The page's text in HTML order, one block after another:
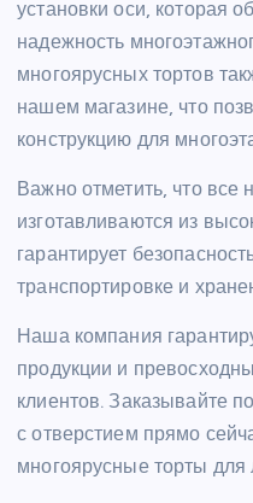
установки оси, которая
надежность
многоярусных тортов
нашем магазине, что
конструкцию для
Важно отметить, что все
изготавливаются из
гарантирует
транспортировке и
Наша компания
продукции и
клиентов. Заказывайте
с отверстием прямо
многоярусные торты